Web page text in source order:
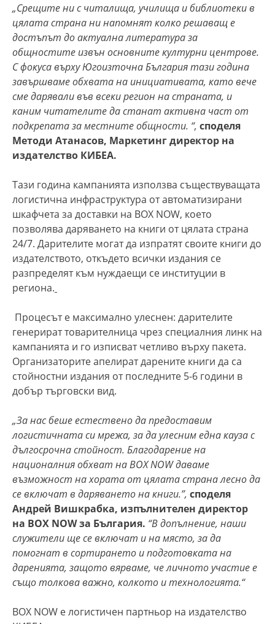
„Срещите ни с читалища, училища и библиотеки в
цялата страна ни напомнят колко решаващ е
достъпът до актуална литература за
общностите извън основните културни центрове.
С фокуса върху Югоизточна България тази година
завършваме обхвата на инициативата, като вече
сме дарявали във всеки регион на страната, и
каним читателите да станат активна част от
подкрепата за местните общности. “, споделя
Методи Атанасов, Маркетинг директор на
издателство КИБЕА.
Тази година кампанията използва съществуващата
логистична инфраструктура от автоматизирани
шкафчета за доставки на BOX NOW, което
позволява даряването на книги от цялата страна
24/7. Дарителите могат да изпратят своите книги до
издателството, откъдето всички издания се
разпределят към нуждаещи се институции в
региона.
Процесът е максимално улеснен: дарителите
генерират товарителница чрез специалния линк на
кампанията и го изписват четливо върху пакета.
Организаторите апелират дарените книги да са
стойностни издания от последните 5-6 години в
добър търговски вид.
„За нас беше естествено да предоставим
логистичната си мрежа, за да улесним една кауза с
дългосрочна стойност. Благодарение на
националния обхват на BOX NOW даваме
възможност на хората от цялата страна лесно да
се включат в даряването на книги.”, споделя
Андрей Вишкрабка, изпълнителен директор
на BOX NOW за България. “В допълнение, наши
служители ще се включат и на място, за да
помогнат в сортирането и подготовката на
даренията, защото вярваме, че личното участие е
също толкова важно, колкото и технологията.“
BOX NOW е логистичен партньор на издателство